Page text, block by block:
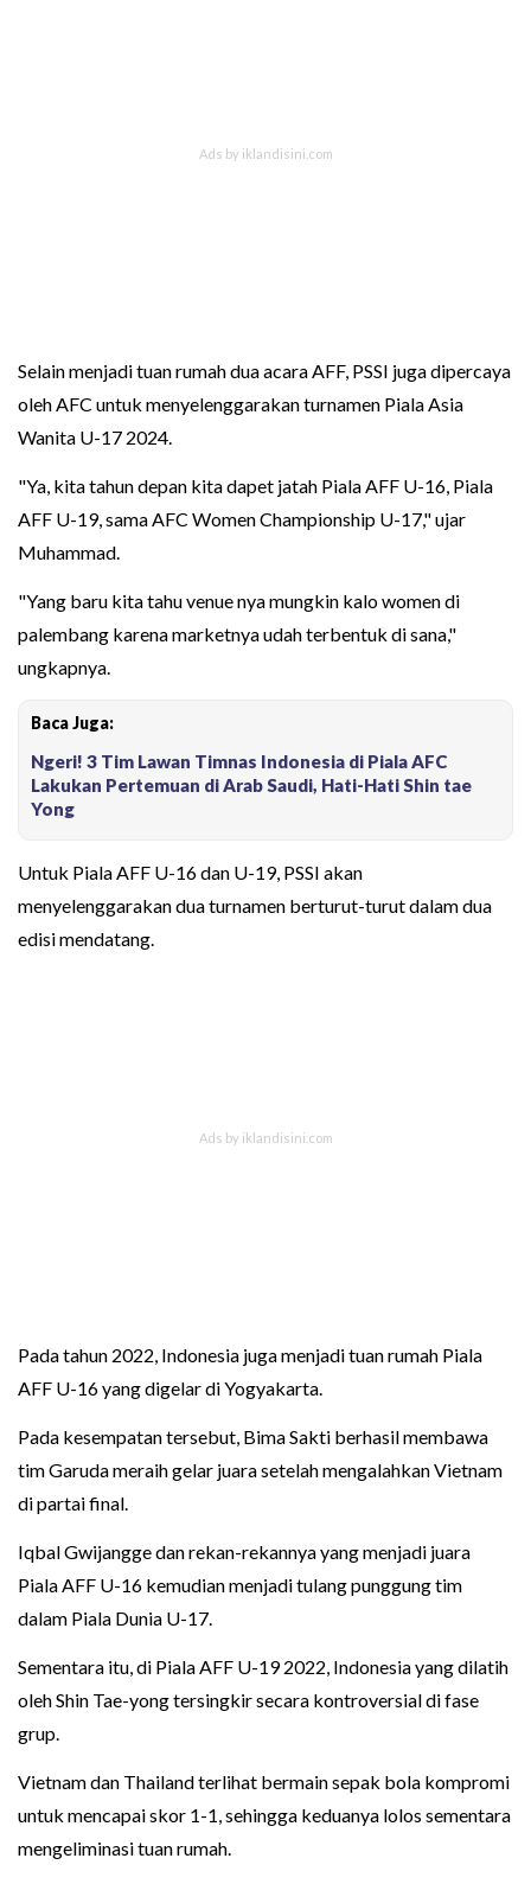
Selain menjadi tuan rumah dua acara AFF, PSSI juga dipercaya
oleh AFC untuk menyelenggarakan turnamen Piala Asia
Wanita U-17 2024.
"Ya, kita tahun depan kita dapet jatah Piala AFF U-16, Piala
AFF U-19, sama AFC Women Championship U-17," ujar
Muhammad.
"Yang baru kita tahu venue nya mungkin kalo women di
palembang karena marketnya udah terbentuk di sana,"
ungkapnya.
Baca Juga:
Ngeri! 3 Tim Lawan Timnas Indonesia di Piala AFC
Lakukan Pertemuan di Arab Saudi, Hati-Hati Shin tae
Yong
Untuk Piala AFF U-16 dan U-19, PSSI akan
menyelenggarakan dua turnamen berturut-turut dalam dua
edisi mendatang.
Pada tahun 2022, Indonesia juga menjadi tuan rumah Piala
AFF U-16 yang digelar di Yogyakarta.
Pada kesempatan tersebut, Bima Sakti berhasil membawa
tim Garuda meraih gelar juara setelah mengalahkan Vietnam
di partai final.
Iqbal Gwijangge dan rekan-rekannya yang menjadi juara
Piala AFF U-16 kemudian menjadi tulang punggung tim
dalam Piala Dunia U-17.
Sementara itu, di Piala AFF U-19 2022, Indonesia yang dilatih
oleh Shin Tae-yong tersingkir secara kontroversial di fase
grup.
Vietnam dan Thailand terlihat bermain sepak bola kompromi
untuk mencapai skor 1-1, sehingga keduanya lolos sementara
mengeliminasi tuan rumah.